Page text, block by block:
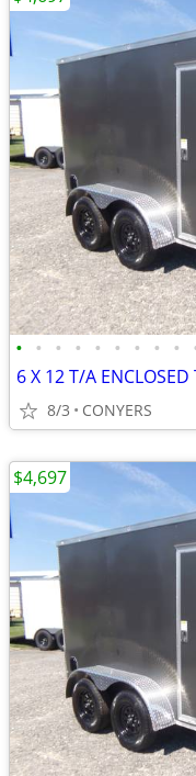
• • • • • • • • •
6 X 12 T/A
8/3 CONYERS
$4,697